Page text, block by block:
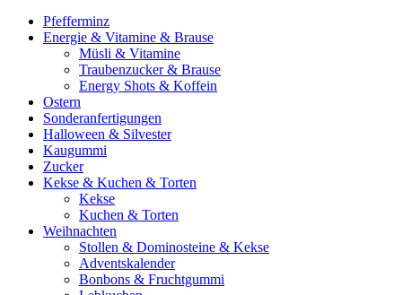
Pfefferminz
Energie & Vitamine & Brause
Müsli & Vitamine
Traubenzucker & Brause
Energy Shots & Koffein
Ostern
Sonderanfertigungen
Halloween & Silvester
Kaugummi
Zucker
Kekse & Kuchen & Torten
Kekse
Kuchen & Torten
Weihnachten
Stollen & Dominosteine & Kekse
Adventskalender
Bonbons & Fruchtgummi